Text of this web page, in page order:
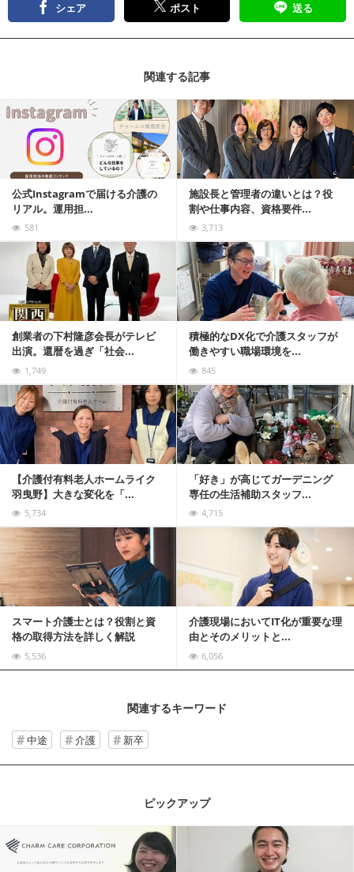
シェア ポスト 送る
関連する記事
公式Instagramで届ける介護の
リアル。運用担...
581
施設長と管理者の違いとは？役
割や仕事内容、資格要件...
3,713
記事を読む
創業者の下村隆彦会長がテレビ
出演。還暦を過ぎ「社会...
1,749
積極的なDX化で介護スタッフが
働きやすい職場環境を...
845
記事を読む
【介護付有料老人ホームライク
羽曳野】大きな変化を「...
5,734
「好き」が高じてガーデニング
専任の生活補助スタッフ...
4,715
記事を読む
スマート介護士とは？役割と資
格の取得方法を詳しく解説
5,536
介護現場においてIT化が重要な理
由とそのメリットと...
6,056
記事を読む
関連するキーワード
中途 介護 新卒
ピックアップ
記事を読む